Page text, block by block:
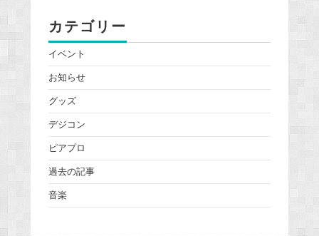
カテゴリー
イベント
お知らせ
グッズ
デジコン
ピアプロ
過去の記事
音楽